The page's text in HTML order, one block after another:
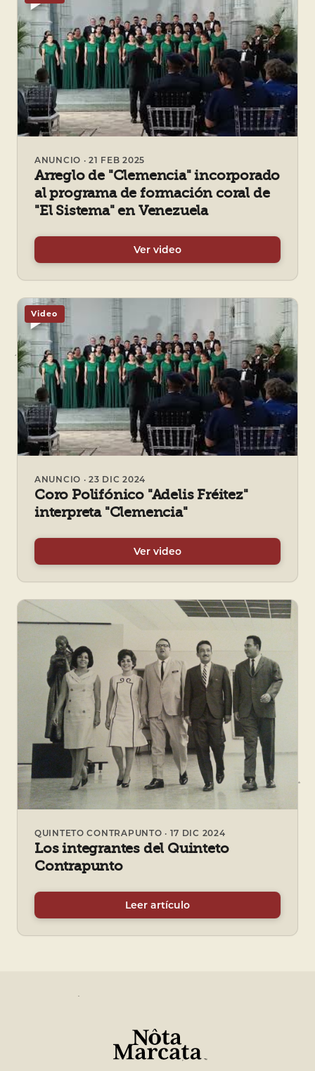
ANUNCIO · 21 FEB 2025
Arreglo de "Clemencia" incorporado
al programa de formación coral de
"El Sistema" en Venezuela
Ver video
Video
ANUNCIO · 23 DIC 2024
Coro Polifónico "Adelis Fréitez"
interpreta "Clemencia"
Ver video
QUINTETO CONTRAPUNTO · 17 DIC 2024
Los integrantes del Quinteto
Contrapunto
Leer artículo